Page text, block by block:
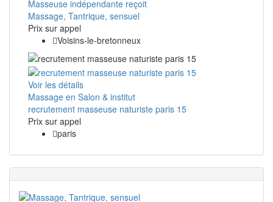
Masseuse indépendante reçoit
Massage, Tantrique, sensuel
Prix ​​sur appel
Voisins-le-bretonneux
Voir les détails
Massage en Salon & institut
recrutement masseuse naturiste paris 15
Prix ​​sur appel
paris